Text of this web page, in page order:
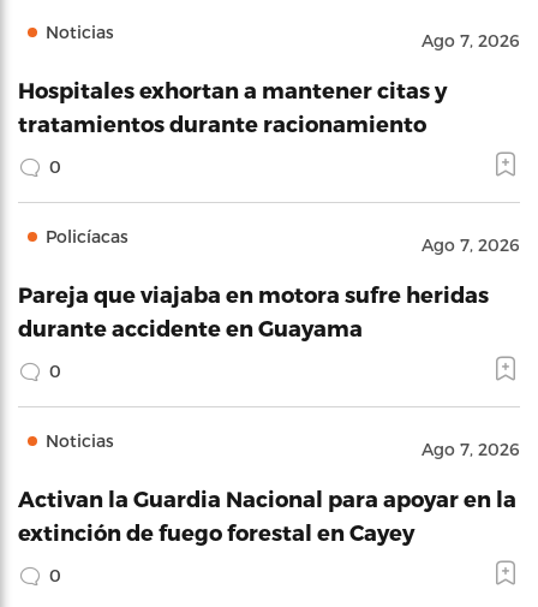
Noticias Ago 7, 2026
Hospitales exhortan a mantener citas y
tratamientos durante racionamiento
0
Policíacas Ago 7, 2026
Pareja que viajaba en motora sufre heridas
durante accidente en Guayama
0
Noticias Ago 7, 2026
Activan la Guardia Nacional para apoyar en la
extinción de fuego forestal en Cayey
0